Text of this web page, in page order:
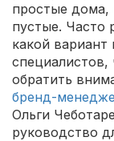
простые
пустые. Часто
какой
специалистов,
обратить
бренд-
Ольги
руководство